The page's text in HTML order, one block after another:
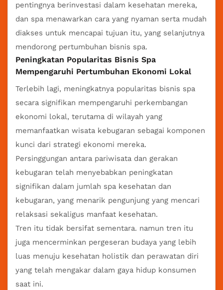
pentingnya berinvestasi dalam kesehatan mereka,
dan spa menawarkan cara yang nyaman serta mudah
diakses untuk mencapai tujuan itu, yang selanjutnya
mendorong pertumbuhan bisnis spa.
Peningkatan Popularitas Bisnis Spa
Mempengaruhi Pertumbuhan Ekonomi Lokal
Terlebih lagi, meningkatnya popularitas bisnis spa
secara signifikan mempengaruhi perkembangan
ekonomi lokal, terutama di wilayah yang
memanfaatkan wisata kebugaran sebagai komponen
kunci dari strategi ekonomi mereka.
Persinggungan antara pariwisata dan gerakan
kebugaran telah menyebabkan peningkatan
signifikan dalam jumlah spa kesehatan dan
kebugaran, yang menarik pengunjung yang mencari
relaksasi sekaligus manfaat kesehatan.
Tren itu tidak bersifat sementara. namun tren itu
juga mencerminkan pergeseran budaya yang lebih
luas menuju kesehatan holistik dan perawatan diri
yang telah mengakar dalam gaya hidup konsumen
saat ini.